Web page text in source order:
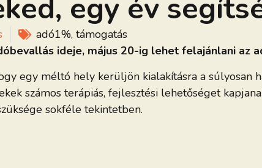
egy év
adó1%, támogatás
ideje, május 20-ig lehet felajánlani az
egy méltó hely kerüljön kialakításra a súlyosan
számos terápiás, fejlesztési lehetőséget
sokféle tekintetben.